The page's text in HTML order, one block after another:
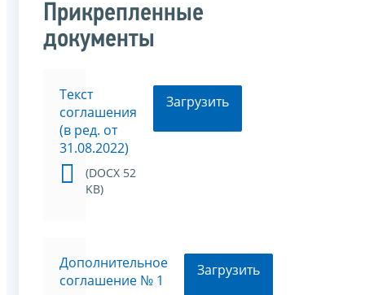
Прикрепленные
документы
Текст
соглашения
(в ред. от
31.08.2022)
(DOCX 52
KB)
Загрузить
Дополнительное
соглашение № 1
Загрузить